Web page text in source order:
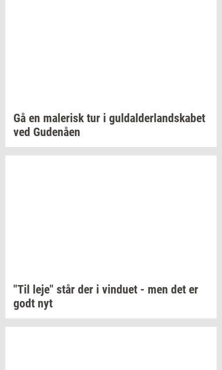
Gå en ma­le­risk tur i gul­dal­der­land­ska­bet
ved Gu­denå­en
"Til leje" står der i vin­du­et - men det er
godt nyt